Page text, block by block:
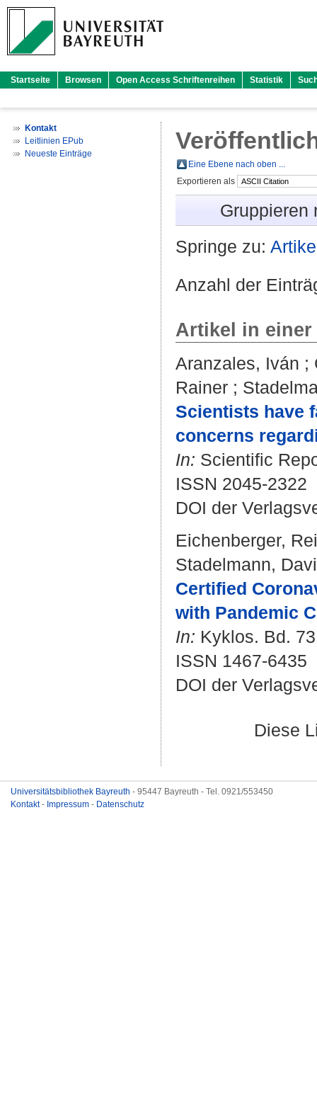
Startseite Browsen Open Access Schriftenreihen Statistik
Kontakt
Leitlinien EPub
Neueste Einträge
Eine Ebene nach oben ...
Exportieren als
Gruppieren
Springe zu:
Anzahl der
Artikel in
Aranzales, Iván ;
Rainer ;
Scientists have
concerns
In: Scientific
ISSN 2045-2322
DOI der
Eichenberger,
Stadelmann,
Certified
with Pandemic
In: Kyklos. Bd.
ISSN 1467-6435
DOI der
Diese
Universitätsbibliothek Bayreuth - 95447 Bayreuth - Tel. 0921/553450
Kontakt- Impressum - Datenschutz